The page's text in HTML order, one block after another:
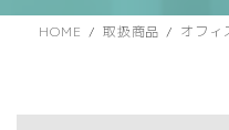
HOME 取扱商品 オフィ